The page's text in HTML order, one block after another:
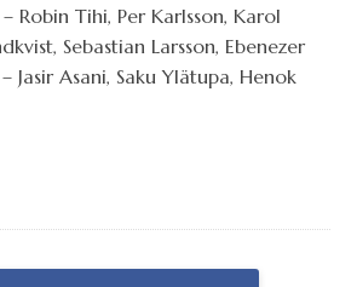
Robin Tihi, Per Karlsson, Karol
Sebastian Larsson, Ebenezer
Jasir Asani, Saku Ylätupa, Henok